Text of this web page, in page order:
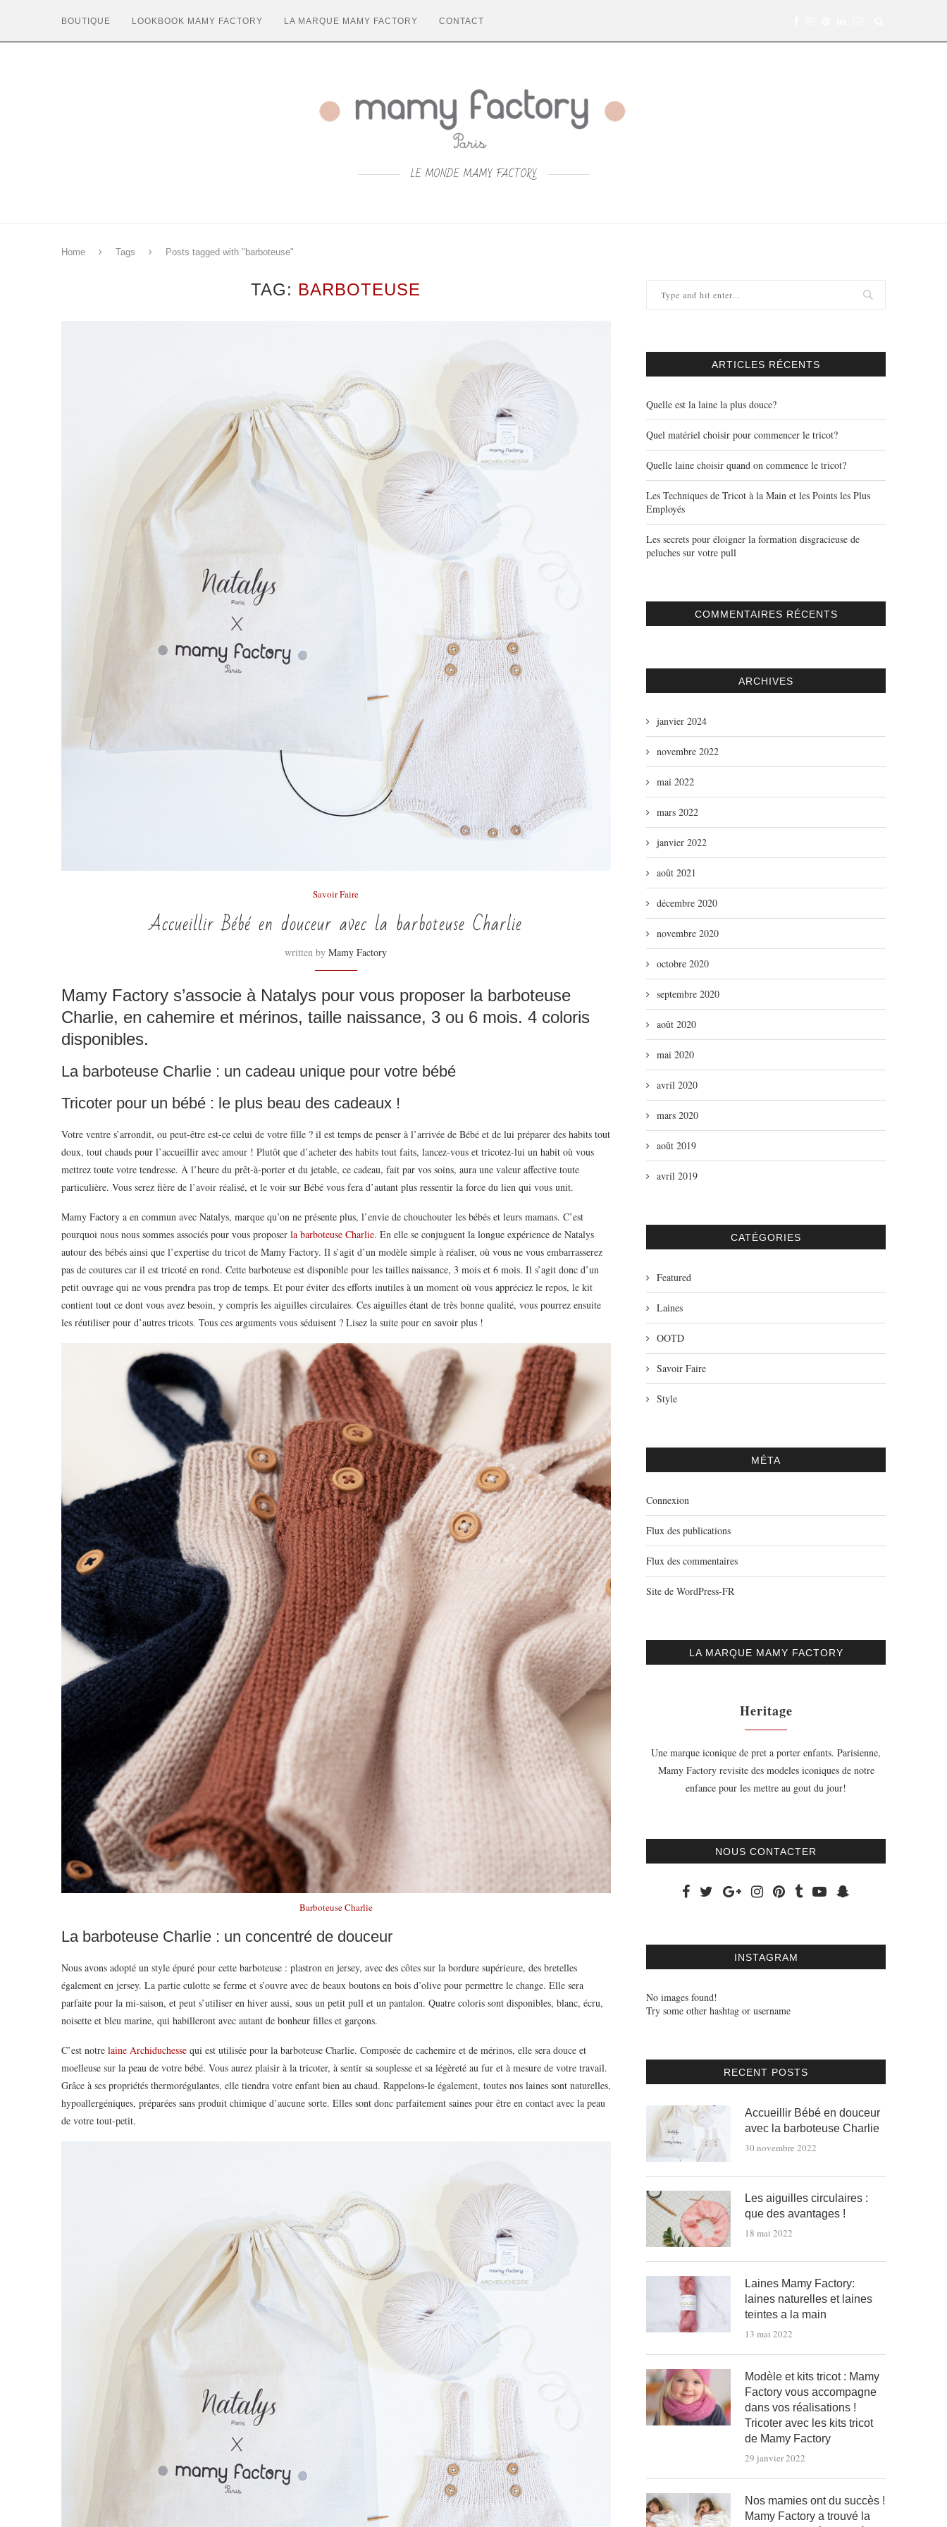
BOUTIQUE LOOKBOOK MAMY FACTORY LA MARQUE MAMY FACTORY CONTACT
LE MONDE MAMY FACTORY
Home Tags Posts tagged with "barboteuse"
TAG: BARBOTEUSE
Savoir Faire
Accueillir Bébé en douceur avec la barboteuse Charlie
written byMamy Factory
Mamy Factory s’associe à Natalys pour vous proposer la barboteuse
Charlie, en cahemire et mérinos, taille naissance, 3 ou 6 mois. 4 coloris
disponibles.
La barboteuse Charlie : un cadeau unique pour votre bébé
Tricoter pour un bébé : le plus beau des cadeaux !
Votre ventre s’arrondit, ou peut-être est-ce celui de votre fille ? il est temps de penser à l’arrivée de Bébé et de lui préparer des habits tout
doux, tout chauds pour l’accueillir avec amour ! Plutôt que d’acheter des habits tout faits, lancez-vous et tricotez-lui un habit où vous
mettrez toute votre tendresse. À l’heure du prêt-à-porter et du jetable, ce cadeau, fait par vos soins, aura une valeur affective toute
particulière. Vous serez fière de l’avoir réalisé, et le voir sur Bébé vous fera d’autant plus ressentir la force du lien qui vous unit.
Mamy Factory a en commun avec Natalys, marque qu’on ne présente plus, l’envie de chouchouter les bébés et leurs mamans. C’est
pourquoi nous nous sommes associés pour vous proposer la barboteuse Charlie. En elle se conjuguent la longue expérience de Natalys
autour des bébés ainsi que l’expertise du tricot de Mamy Factory. Il s’agit d’un modèle simple à réaliser, où vous ne vous embarrasserez
pas de coutures car il est tricoté en rond. Cette barboteuse est disponible pour les tailles naissance, 3 mois et 6 mois. Il s’agit donc d’un
petit ouvrage qui ne vous prendra pas trop de temps. Et pour éviter des efforts inutiles à un moment où vous appréciez le repos, le kit
contient tout ce dont vous avez besoin, y compris les aiguilles circulaires. Ces aiguilles étant de très bonne qualité, vous pourrez ensuite
les réutiliser pour d’autres tricots. Tous ces arguments vous séduisent ? Lisez la suite pour en savoir plus !
Barboteuse Charlie
La barboteuse Charlie : un concentré de douceur
Nous avons adopté un style épuré pour cette barboteuse : plastron en jersey, avec des côtes sur la bordure supérieure, des bretelles
également en jersey. La partie culotte se ferme et s’ouvre avec de beaux boutons en bois d’olive pour permettre le change. Elle sera
parfaite pour la mi-saison, et peut s’utiliser en hiver aussi, sous un petit pull et un pantalon. Quatre coloris sont disponibles, blanc, écru,
noisette et bleu marine, qui habilleront avec autant de bonheur filles et garçons.
C’est notre laine Archiduchesse qui est utilisée pour la barboteuse Charlie. Composée de cachemire et de mérinos, elle sera douce et
moelleuse sur la peau de votre bébé. Vous aurez plaisir à la tricoter, à sentir sa souplesse et sa légèreté au fur et à mesure de votre travail.
Grâce à ses propriétés thermorégulantes, elle tiendra votre enfant bien au chaud. Rappelons-le également, toutes nos laines sont naturelles,
hypoallergéniques, préparées sans produit chimique d’aucune sorte. Elles sont donc parfaitement saines pour être en contact avec la peau
de votre tout-petit.
ARTICLES RÉCENTS
Quelle est la laine la plus douce?
Quel matériel choisir pour commencer le tricot?
Quelle laine choisir quand on commence le tricot?
Les Techniques de Tricot à la Main et les Points les Plus
Employés
Les secrets pour éloigner la formation disgracieuse de
peluches sur votre pull
COMMENTAIRES RÉCENTS
ARCHIVES
janvier 2024
novembre 2022
mai 2022
mars 2022
janvier 2022
août 2021
décembre 2020
novembre 2020
octobre 2020
septembre 2020
août 2020
mai 2020
avril 2020
mars 2020
août 2019
avril 2019
CATÉGORIES
Featured
Laines
OOTD
Savoir Faire
Style
MÉTA
Connexion
Flux des publications
Flux des commentaires
Site de WordPress-FR
LA MARQUE MAMY FACTORY
Heritage
Une marque iconique de pret a porter enfants. Parisienne,
Mamy Factory revisite des modeles iconiques de notre
enfance pour les mettre au gout du jour!
NOUS CONTACTER
INSTAGRAM
No images found!
Try some other hashtag or username
RECENT POSTS
Accueillir Bébé en douceur
avec la barboteuse Charlie
30 novembre 2022
Les aiguilles circulaires :
que des avantages !
18 mai 2022
Laines Mamy Factory:
laines naturelles et laines
teintes a la main
13 mai 2022
Modèle et kits tricot : Mamy
Factory vous accompagne
dans vos réalisations !
Tricoter avec les kits tricot
de Mamy Factory
29 janvier 2022
Nos mamies ont du succès !
Mamy Factory a trouvé la